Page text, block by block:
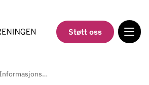
Støtt oss
Informasjonsmøter om arv og testament